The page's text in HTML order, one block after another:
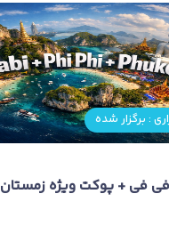
: برگزار شده
فی + پوکت ویژه زمستان ۱۴۰۵